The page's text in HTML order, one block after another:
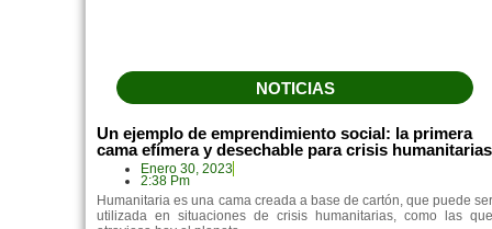
NOTICIAS
Un ejemplo de emprendimiento social: la primera
cama efímera y desechable para crisis humanitarias
Enero 30, 2023
2:38 Pm
Humanitaria es una cama creada a base de cartón, que puede ser
utilizada en situaciones de crisis humanitarias, como las que